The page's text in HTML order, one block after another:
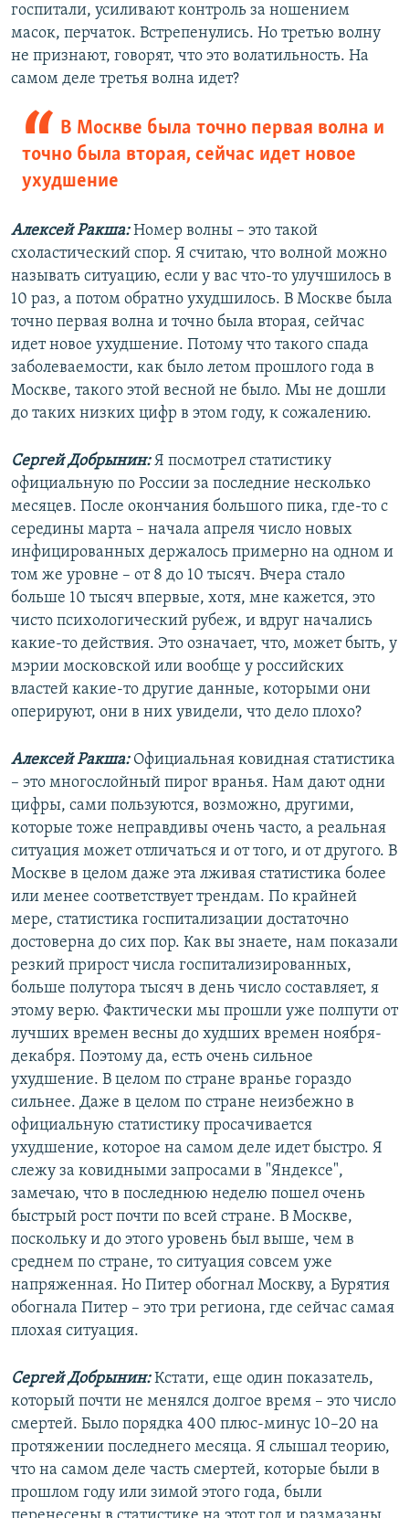
госпитали, усиливают контроль за ношением
масок, перчаток. Встрепенулись. Но третью волну
не признают, говорят, что это волатильность. На
самом деле третья волна идет?
В Москве была точно первая волна и
точно была вторая, сейчас идет новое
ухудшение
Алексей Ракша:Номер волны – это такой
схоластический спор. Я считаю, что волной можно
называть ситуацию, если у вас что-то улучшилось в
10 раз, а потом обратно ухудшилось. В Москве была
точно первая волна и точно была вторая, сейчас
идет новое ухудшение. Потому что такого спада
заболеваемости, как было летом прошлого года в
Москве, такого этой весной не было. Мы не дошли
до таких низких цифр в этом году, к сожалению.
Сергей Добрынин:Я посмотрел статистику
официальную по России за последние несколько
месяцев. После окончания большого пика, где-то с
середины марта – начала апреля число новых
инфицированных держалось примерно на одном и
том же уровне – от 8 до 10 тысяч. Вчера стало
больше 10 тысяч впервые, хотя, мне кажется, это
чисто психологический рубеж, и вдруг начались
какие-то действия. Это означает, что, может быть, у
мэрии московской или вообще у российских
властей какие-то другие данные, которыми они
оперируют, они в них увидели, что дело плохо?
Алексей Ракша:Официальная ковидная статистика
– это многослойный пирог вранья. Нам дают одни
цифры, сами пользуются, возможно, другими,
которые тоже неправдивы очень часто, а реальная
ситуация может отличаться и от того, и от другого. В
Москве в целом даже эта лживая статистика более
или менее соответствует трендам. По крайней
мере, статистика госпитализации достаточно
достоверна до сих пор. Как вы знаете, нам показали
резкий прирост числа госпитализированных,
больше полутора тысяч в день число составляет, я
этому верю. Фактически мы прошли уже полпути от
лучших времен весны до худших времен ноября-
декабря. Поэтому да, есть очень сильное
ухудшение. В целом по стране вранье гораздо
сильнее. Даже в целом по стране неизбежно в
официальную статистику просачивается
ухудшение, которое на самом деле идет быстро. Я
слежу за ковидными запросами в "Яндексе",
замечаю, что в последнюю неделю пошел очень
быстрый рост почти по всей стране. В Москве,
поскольку и до этого уровень был выше, чем в
среднем по стране, то ситуация совсем уже
напряженная. Но Питер обогнал Москву, а Бурятия
обогнала Питер – это три региона, где сейчас самая
плохая ситуация.
Сергей Добрынин:Кстати, еще один показатель,
который почти не менялся долгое время – это число
смертей. Было порядка 400 плюс-минус 10–20 на
протяжении последнего месяца. Я слышал теорию,
что на самом деле часть смертей, которые были в
прошлом году или зимой этого года, были